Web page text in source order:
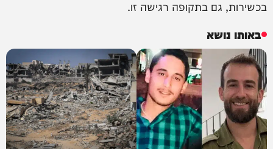
בכשירות, גם בתקופה רגישה זו.
באותו נושא